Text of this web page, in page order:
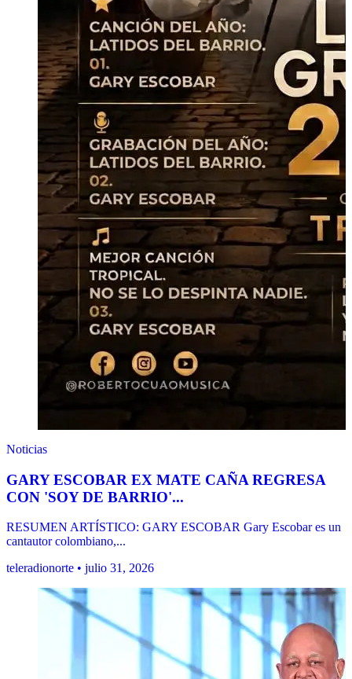
Noticias
GARY ESCOBAR EX MATE CAÑA REGRESA
CON 'SOY DE BARRIO'...
RESUMEN ARTÍSTICO: GARY ESCOBAR Gary Escobar es un
cantautor colombiano,...
teleradionorte • julio 31, 2026